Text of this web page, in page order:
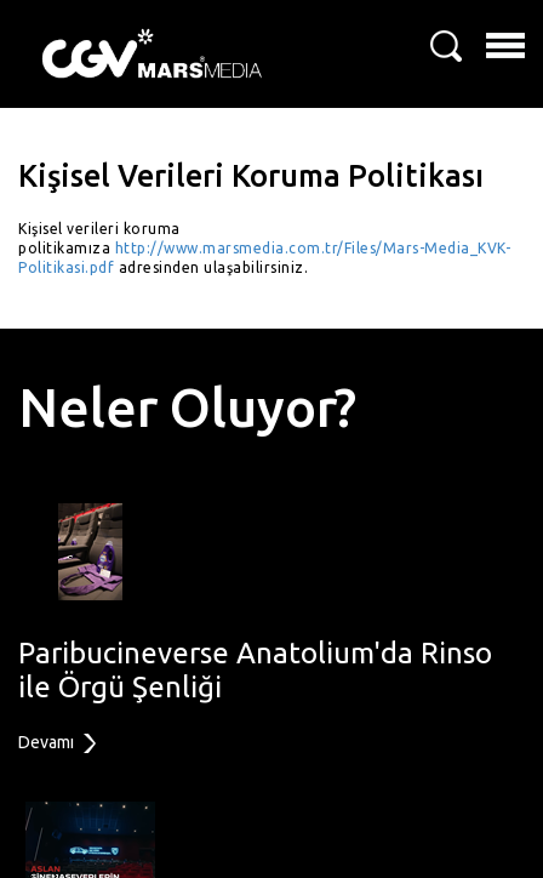
Kişisel Verileri Koruma Politikası
Kişisel verileri koruma
politikamıza http://www.marsmedia.com.tr/Files/Mars-Media_KVK-
Politikasi.pdf adresinden ulaşabilirsiniz.
Neler Oluyor?
Paribucineverse Anatolium'da Rinso
ile Örgü Şenliği
Devamı